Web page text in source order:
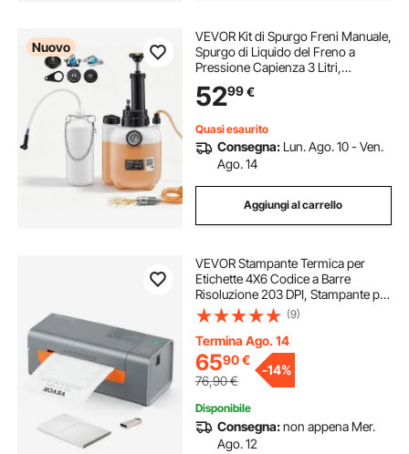
Nuovo
VEVOR Kit di Spurgo Freni Manuale,
Spurgo di Liquido del Freno a
Pressione Capienza 3 Litri,
Attrezzatura per Ricambio Liquido
Bottiglia di Recupero 5 Adattatori
5299€
Quasi esaurito
Consegna: Lun. Ago. 10 - Ven.
Ago. 14
Aggiungi al carrello
VEVOR Stampante Termica per
Etichette 4X6 Codice a Barre
Risoluzione 203 DPI, Stampante per
Etichette Velocità da 150 mm/s
Compatibile a Sistema
Windows/MAC
OS/Linux/Chromebook,
Etichettatrice Termica
(9)
Termina Ago. 14
6590€
76,90€
-14%
Disponibile
Consegna:non appena Mer.
Ago. 12